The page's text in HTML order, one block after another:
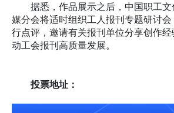
据悉，作品展示之后，中国职工文
媒分会将适时组织工人报刊专题研讨
行点评，邀请有关报刊单位分享创作
动工会报刊高质量发展。
投票地址：